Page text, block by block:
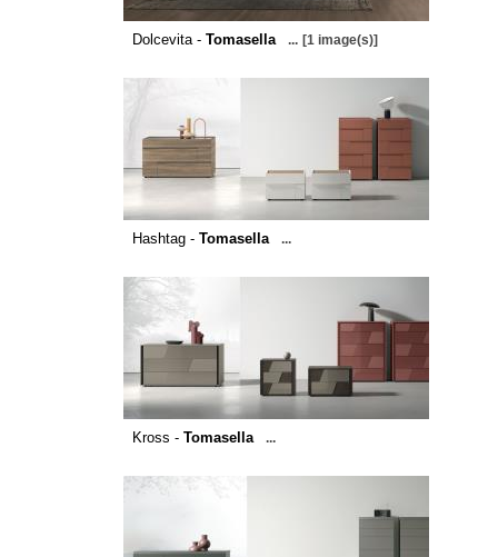
Dolcevita - Tomasella ... [1 image(s)]
Hashtag - Tomasella ...
Kross - Tomasella ...